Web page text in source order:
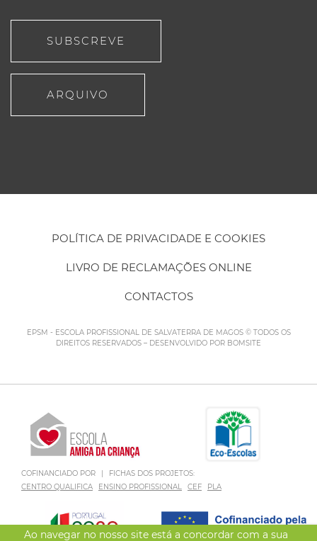
SUBSCREVE
ARQUIVO
POLÍTICA DE PRIVACIDADE E COOKIES
LIVRO DE RECLAMAÇÕES ONLINE
CONTACTOS
EPSM - ESCOLA PROFISSIONAL DE SALVATERRA DE MAGOS © TODOS OS
DIREITOS RESERVADOS – DESENVOLVIDO POR BOMSITE
COFINANCIADO POR |
FICHAS DOS PROJETOS:
CENTRO QUALIFICA
ENSINO PROFISSIONAL CEF PLA
Ao navegar no nosso site está a concordar com a sua